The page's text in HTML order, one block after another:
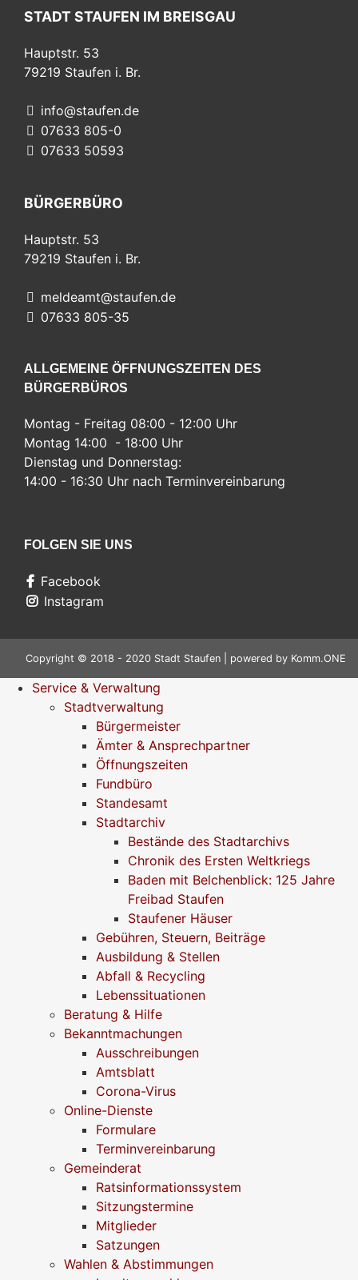
STADT STAUFEN IM BREISGAU
Hauptstr. 53
79219 Staufen i. Br.
info@staufen.de
07633 805-0
07633 50593
BÜRGERBÜRO
Hauptstr. 53
79219 Staufen i. Br.
meldeamt@staufen.de
07633 805-35
ALLGEMEINE ÖFFNUNGSZEITEN DES
BÜRGERBÜROS
Montag - Freitag 08:00 - 12:00 Uhr
Montag 14:00 - 18:00 Uhr
Dienstag und Donnerstag:
14:00 - 16:30 Uhr nach Terminvereinbarung
FOLGEN SIE UNS
Facebook
Instagram
Copyright © 2018 - 2020 Stadt Staufen | powered by Komm.ONE
Service & Verwaltung
Stadtverwaltung
Bürgermeister
Ämter & Ansprechpartner
Öffnungszeiten
Fundbüro
Standesamt
Stadtarchiv
Bestände des Stadtarchivs
Chronik des Ersten Weltkriegs
Baden mit Belchenblick: 125 Jahre
Freibad Staufen
Staufener Häuser
Gebühren, Steuern, Beiträge
Ausbildung & Stellen
Abfall & Recycling
Lebenssituationen
Beratung & Hilfe
Bekanntmachungen
Ausschreibungen
Amtsblatt
Corona-Virus
Online-Dienste
Formulare
Terminvereinbarung
Gemeinderat
Ratsinformationssystem
Sitzungstermine
Mitglieder
Satzungen
Wahlen & Abstimmungen